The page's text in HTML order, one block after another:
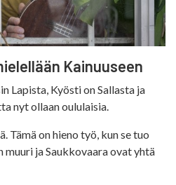
Kainuuseen
Lapista, Kyösti on Sallasta ja
nyt ollaan oululaisia.
Tämä on hieno työ, kun se tuo
ja Saukkovaara ovat yhtä